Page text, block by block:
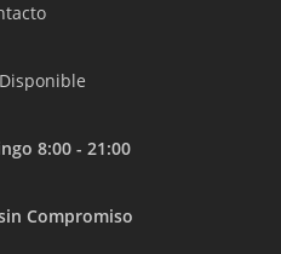
8:00 - 21:00
Compromiso